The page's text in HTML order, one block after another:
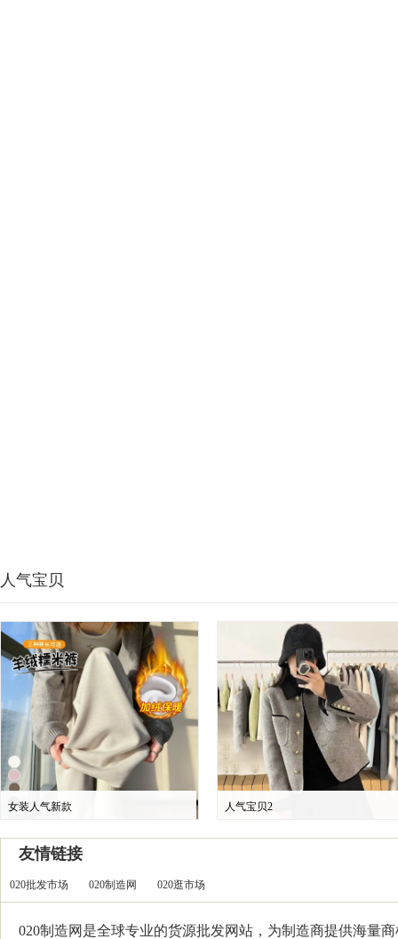
人气宝贝
女装人气新款 人气宝贝2
友情链接
020批发市场 020制造网 020逛市场
020制造网是全球专业的货源批发网站，为制造商提供海量